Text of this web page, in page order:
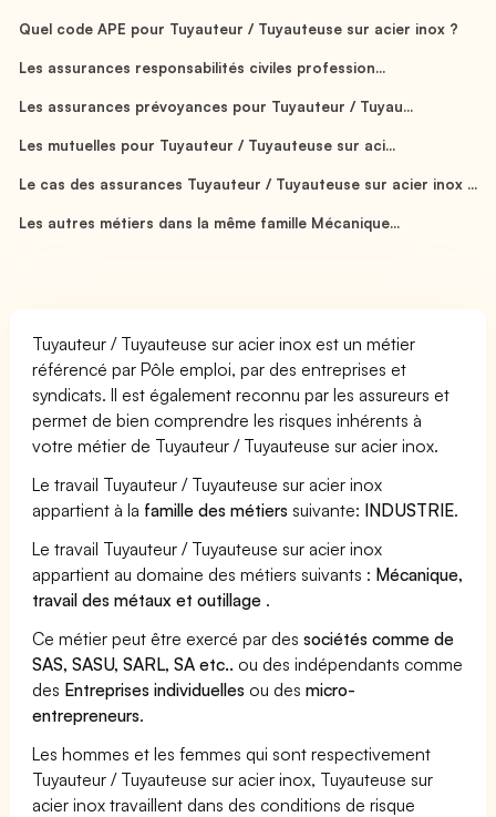
Quel code APE pour Tuyauteur / Tuyauteuse sur acier inox ?
Les assurances responsabilités civiles profession...
Les assurances prévoyances pour Tuyauteur / Tuyau...
Les mutuelles pour Tuyauteur / Tuyauteuse sur aci...
Le cas des assurances Tuyauteur / Tuyauteuse sur acier inox ...
Les autres métiers dans la même famille Mécanique...
Tuyauteur / Tuyauteuse sur acier inox est un métier
référencé par Pôle emploi, par des entreprises et
syndicats. Il est également reconnu par les assureurs et
permet de bien comprendre les risques inhérents à
votre métier de Tuyauteur / Tuyauteuse sur acier inox.
Le travail Tuyauteur / Tuyauteuse sur acier inox
appartient à la famille des métiers suivante: INDUSTRIE.
Le travail Tuyauteur / Tuyauteuse sur acier inox
appartient au domaine des métiers suivants : Mécanique,
travail des métaux et outillage .
Ce métier peut être exercé par dessociétés comme de
SAS, SASU, SARL, SA etc.. ou des indépendants comme
des Entreprises individuelles ou desmicro-
entrepreneurs.
Les hommes et les femmes qui sont respectivement
Tuyauteur / Tuyauteuse sur acier inox, Tuyauteuse sur
acier inox travaillent dans des conditions de risque